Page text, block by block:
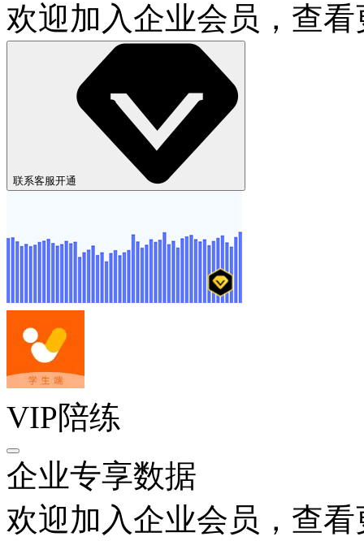
欢迎加入企业会员，查
联系客服开通
VIP陪练
企业专享数据
欢迎加入企业会员，查